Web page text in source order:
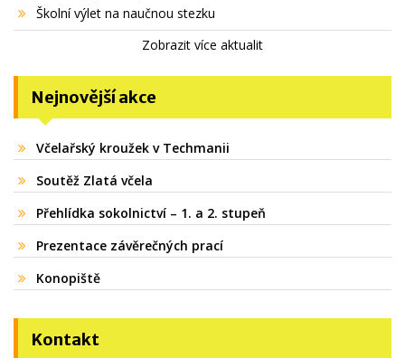
Školní výlet na naučnou stezku
Zobrazit více aktualit
Nejnovější akce
Včelařský kroužek v Techmanii
Soutěž Zlatá včela
Přehlídka sokolnictví – 1. a 2. stupeň
Prezentace závěrečných prací
Konopiště
Kontakt